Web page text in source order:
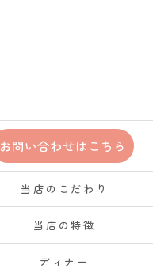
お問い合わせはこちら
当店のこだわり
当店の特徴
ディナー